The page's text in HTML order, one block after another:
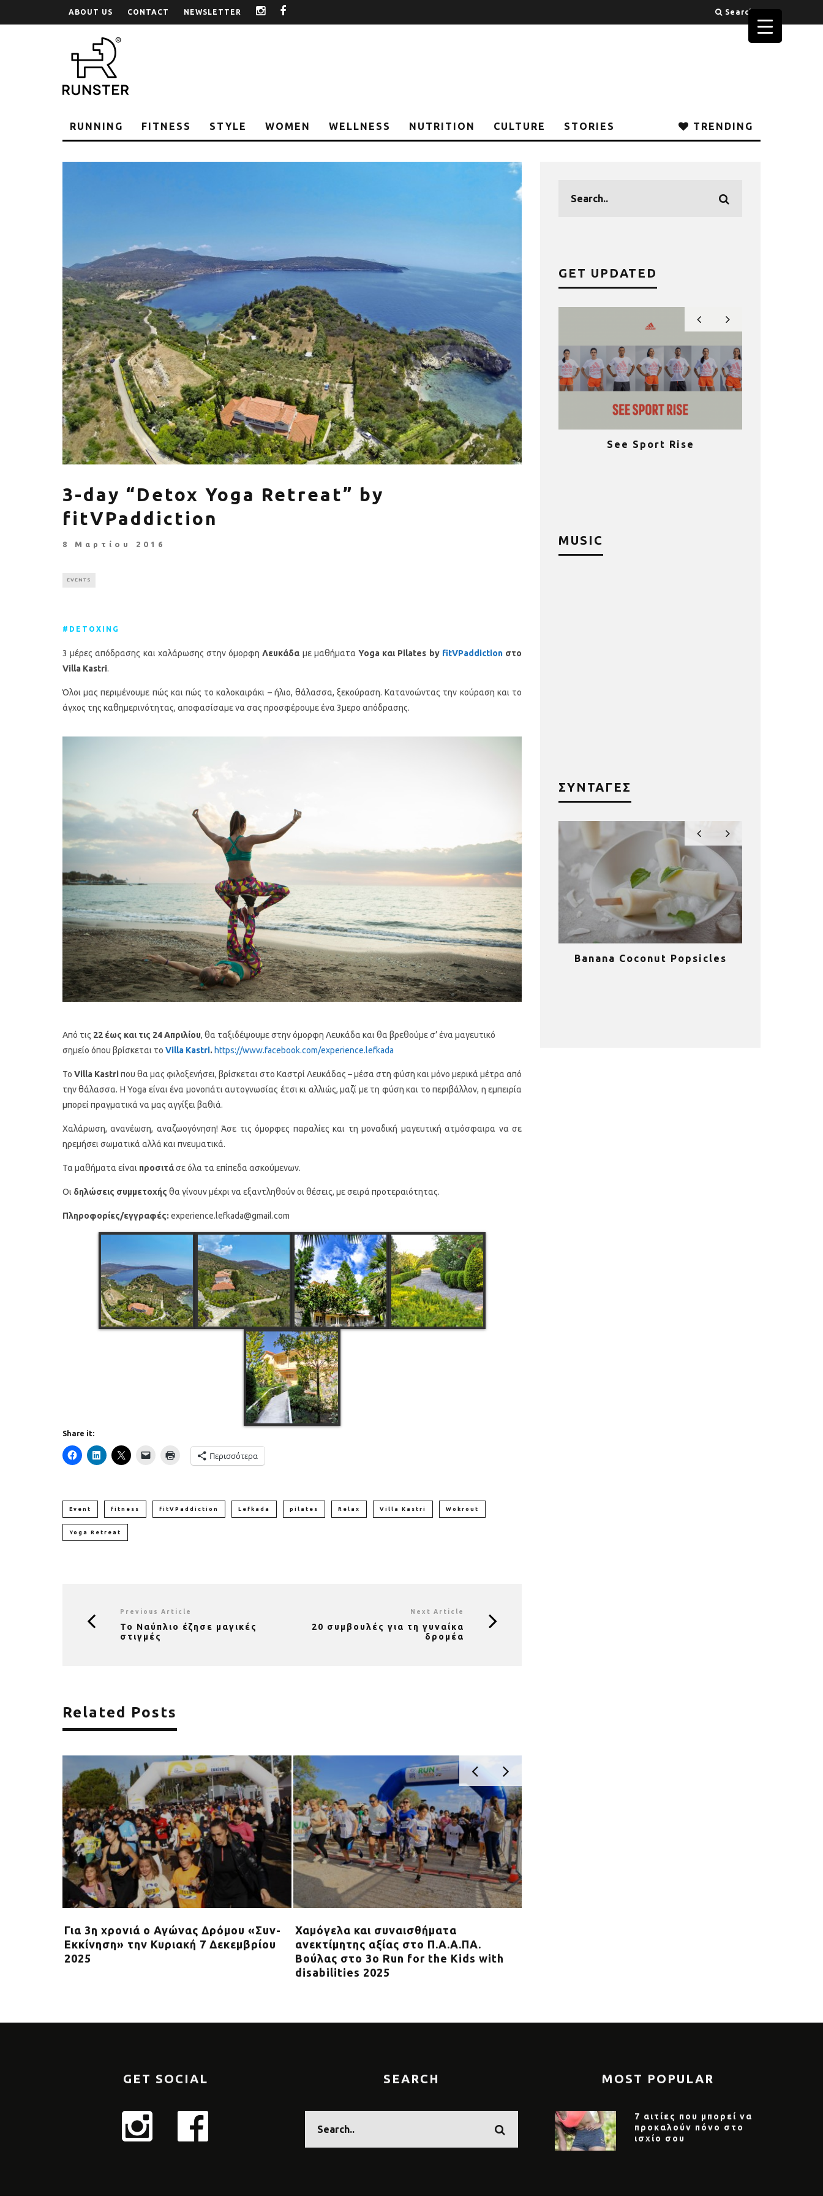
ABOUT US CONTACT NEWSLETTER instagram Search
RUNNING FITNESS STYLE WOMEN WELLNESS NUTRITION CULTURE STORIES TRENDING
3-day “Detox Yoga Retreat” by
fitVPaddiction
8 Μαρτίου 2016
EVENTS
#DETOXING
3 μέρες απόδρασης και χαλάρωσης στην όμορφηΛευκάδα με μαθήματαYoga και Pilates by fitVPaddiction στο
Villa Kastri.
Όλοι μας περιμένουμε πώς και πώς το καλοκαιράκι – ήλιο, θάλασσα, ξεκούραση. Κατανοώντας την κούραση και το
άγχος της καθημερινότητας, αποφασίσαμε να σας προσφέρουμε ένα 3μερο απόδρασης.
Από τις 22 έως και τις 24 Απριλίου, θα ταξιδέψουμε στην όμορφη Λευκάδα και θα βρεθούμε σ’ ένα μαγευτικό
σημείο όπου βρίσκεται το Villa Kastri. https://www.facebook.com/experience.lefkada
Το Villa Kastri που θα μας φιλοξενήσει, βρίσκεται στo Καστρί Λευκάδας – μέσα στη φύση και μόνο μερικά μέτρα από
την θάλασσα. Η Yoga είναι ένα μονοπάτι αυτογνωσίας έτσι κι αλλιώς, μαζί με τη φύση και το περιβάλλον, η εμπειρία
μπορεί πραγματικά να μας αγγίξει βαθιά.
Χαλάρωση, ανανέωση, αναζωογόνηση! Άσε τις όμορφες παραλίες και τη μοναδική μαγευτική ατμόσφαιρα να σε
ηρεμήσει σωματικά αλλά και πνευματικά.
Τα μαθήματα είναι προσιτάσε όλα τα επίπεδα ασκούμενων.
Οι δηλώσεις συμμετοχής θα γίνουν μέχρι να εξαντληθούν οι θέσεις, με σειρά προτεραιότητας.
Πληροφορίες/εγγραφές: experience.lefkada@gmail.com
Share it:
Περισσότερα
Event fitness fitVPaddiction Lefkada pilates Relax Villa Kastri Wokrout
Yoga Retreat
Previous Article
Το Ναύπλιο έζησε μαγικές
στιγμές
Next Article
20 συμβουλές για τη γυναίκα
δρομέα
Related Posts
Για 3η χρονιά o Αγώνας Δρόμου «Συν-
Εκκίνηση» την Κυριακή 7 Δεκεμβρίου
2025
Χαμόγελα και συναισθήματα
ανεκτίμητης αξίας στο Π.Α.Α.ΠΑ.
Βούλας στο 3ο Run for the Kids with
disabilities 2025
GET UPDATED
Πέθανε ο «πατέρας του
αιώνα», Dick Hoyt που έτρεχε
με τον ανάπηρο γιο του
Αύξηση ζήτησης σε όργανα
γυμναστικής για το σπίτι (+τι
να προσέξεις)
Τρέχουμε όλοι για όλους: Η
Stoiximan Wheels Of Change
στέλνει ένα ηχηρό μήνυμα για
See Sport Rise
MUSIC
ΣΥΝΤΑΓΕΣ
Υγιεινό κέικ λεμονιού με
παπαρουνόσπορο και μύρτιλα
Οι 4 πιο λαχταριστές βελουτέ
σούπες για τον χειμώνα
5 γρήγορα και υγιεινά σνακ Banana Coconut Popsicles
GET SOCIAL SEARCH MOST POPULAR
7 αιτίες που μπορεί να
προκαλούν πόνο στο
ισχίο σου